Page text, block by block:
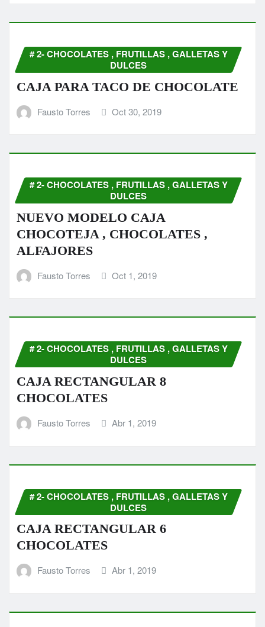
# 2- CHOCOLATES , FRUTILLAS , GALLETAS Y
DULCES
CAJA PARA TACO DE CHOCOLATE
Fausto Torres Oct 30, 2019
# 2- CHOCOLATES , FRUTILLAS , GALLETAS Y
DULCES
NUEVO MODELO CAJA
CHOCOTEJA , CHOCOLATES ,
ALFAJORES
Fausto Torres Oct 1, 2019
# 2- CHOCOLATES , FRUTILLAS , GALLETAS Y
DULCES
CAJA RECTANGULAR 8
CHOCOLATES
Fausto Torres Abr 1, 2019
# 2- CHOCOLATES , FRUTILLAS , GALLETAS Y
DULCES
CAJA RECTANGULAR 6
CHOCOLATES
Fausto Torres Abr 1, 2019